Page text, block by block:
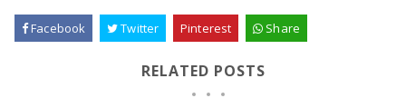
Facebook Twitter Pinterest Share
RELATED POSTS